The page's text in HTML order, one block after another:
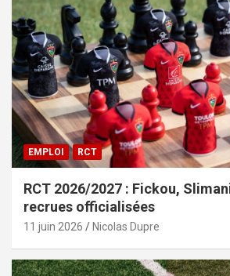
EMPLOI RCT
RCT 2026/2027 : Fickou,
recrues officialisées
11 juin 2026 Nicolas Dupre